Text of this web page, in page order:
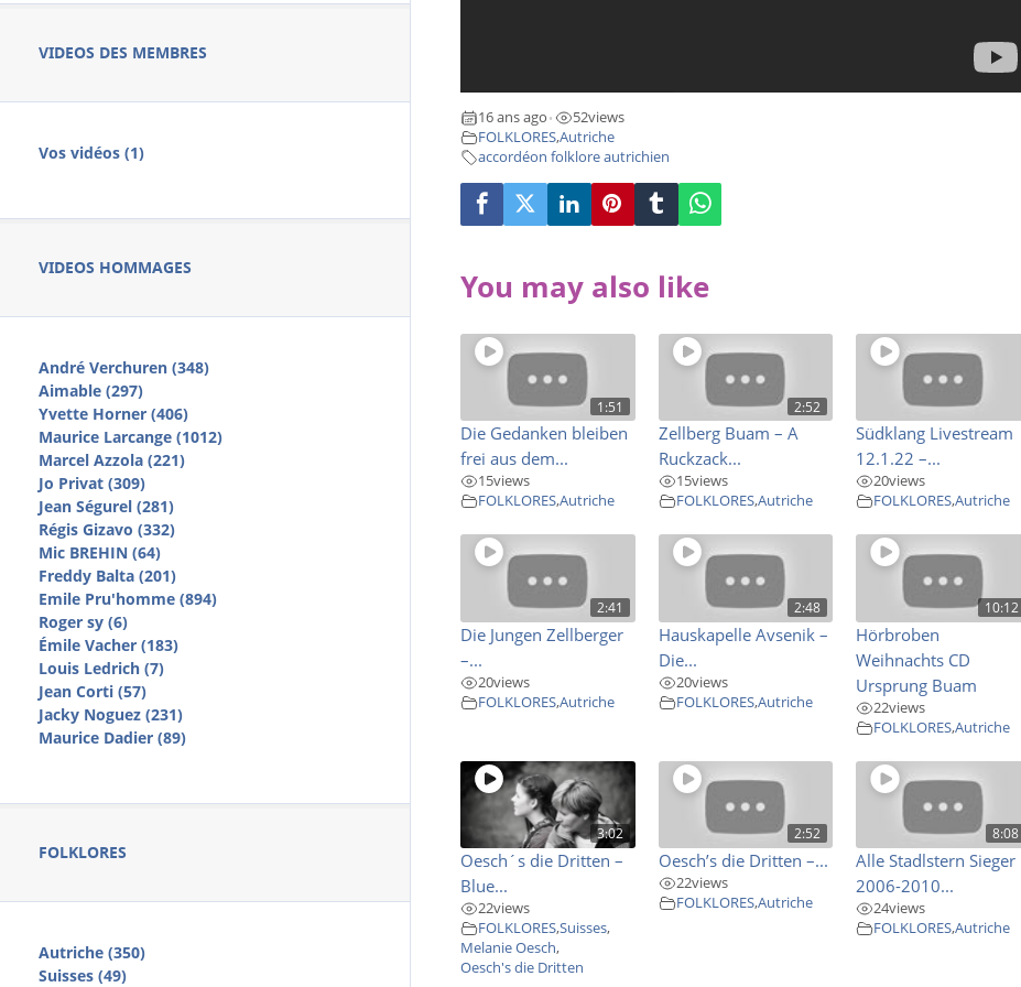
VIDEOS DES MEMBRES
Vos vidéos (1)
VIDEOS HOMMAGES
André Verchuren (348)
Aimable (297)
Yvette Horner (406)
Maurice Larcange (1012)
Marcel Azzola (221)
Jo Privat (309)
Jean Ségurel (281)
Régis Gizavo (332)
Mic BREHIN (64)
Freddy Balta (201)
Emile Pru'homme (894)
Roger sy (6)
Émile Vacher (183)
Louis Ledrich (7)
Jean Corti (57)
Jacky Noguez (231)
Maurice Dadier (89)
FOLKLORES
Autriche (350)
Suisses (49)
16 ans ago • 52views
FOLKLORES,Autriche
accordéon folklore autrichien
You may also like
1:51
Die Gedanken bleiben
frei aus dem...
15views
FOLKLORES,Autriche
2:52
Zellberg Buam – A
Ruckzack...
15views
FOLKLORES,Autriche
Südklang Livestream
12.1.22 –...
20views
FOLKLORES,Autriche
2:41
Die Jungen Zellberger
–...
20views
FOLKLORES,Autriche
2:48
Hauskapelle Avsenik –
Die...
20views
FOLKLORES,Autriche
10:12
Hörbroben
Weihnachts CD
Ursprung Buam
22views
FOLKLORES,Autriche
3:02
Oesch´s die Dritten –
Blue...
22views
FOLKLORES,Suisses,
Melanie Oesch,
Oesch's die Dritten
2:52
Oesch’s die Dritten –...
22views
FOLKLORES,Autriche
8:08
Alle Stadlstern Sieger
2006-2010...
24views
FOLKLORES,Autriche